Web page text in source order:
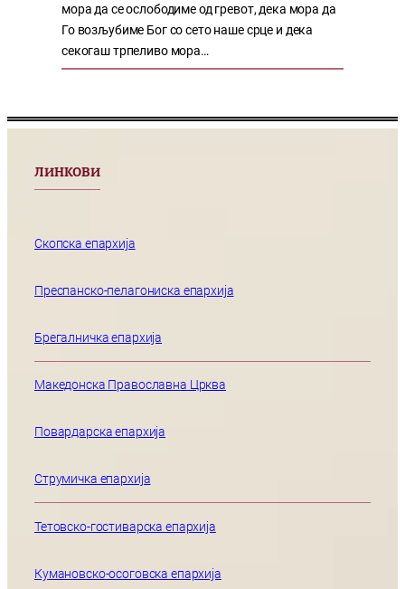
мора да се ослободиме од гревот, дека мора да
Го возљубиме Бог со сето наше срце и дека
секогаш трпеливо мора…
ЛИНКОВИ
Скопска епархија
Преспанско-пелагониска епархија
Брегалничка епархија
Македонска Православна Црква
Повардарска епархија
Струмичка епархија
Тетовско-гостиварска епархија
Кумановско-осоговска епархија